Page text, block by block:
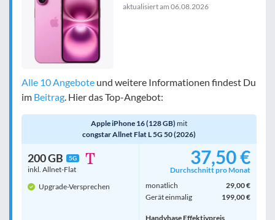
aktualisiert am 06.08.2026
Alle 10 Angebote und weitere Informationen findest Du
im Beitrag. Hier das Top-Angebot:
Apple iPhone 16 (128 GB) mit
congstar Allnet Flat L 5G 50 (2026)
200 GB 5G
inkl. Allnet-Flat
Upgrade-Versprechen
37,50 €
Durchschnitt pro Monat
monatlich
29,00 €
Gerät einmalig
199,00 €
Handyhase Effektivpreis